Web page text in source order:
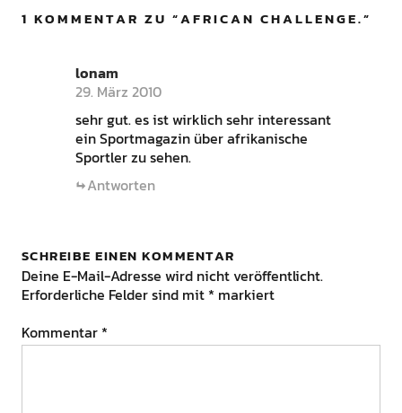
1 KOMMENTAR ZU “AFRICAN CHALLENGE.”
lonam
29. März 2010
sehr gut. es ist wirklich sehr interessant
ein Sportmagazin über afrikanische
Sportler zu sehen.
Antworten
SCHREIBE EINEN KOMMENTAR
Deine E-Mail-Adresse wird nicht veröffentlicht.
Erforderliche Felder sind mit * markiert
Kommentar *